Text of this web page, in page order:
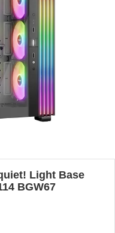
Light Base
BGW67